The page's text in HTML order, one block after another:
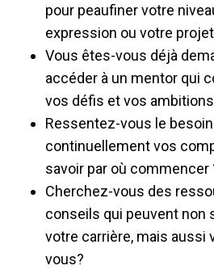
pour peaufiner votre
expression ou votre
Vous êtes-vous déjà
accéder à un mentor qui
vos défis et vos
Ressentez-vous le
continuellement vos
savoir par où commencer
Cherchez-vous des
conseils qui peuvent non
votre carrière, mais aussi
vous?